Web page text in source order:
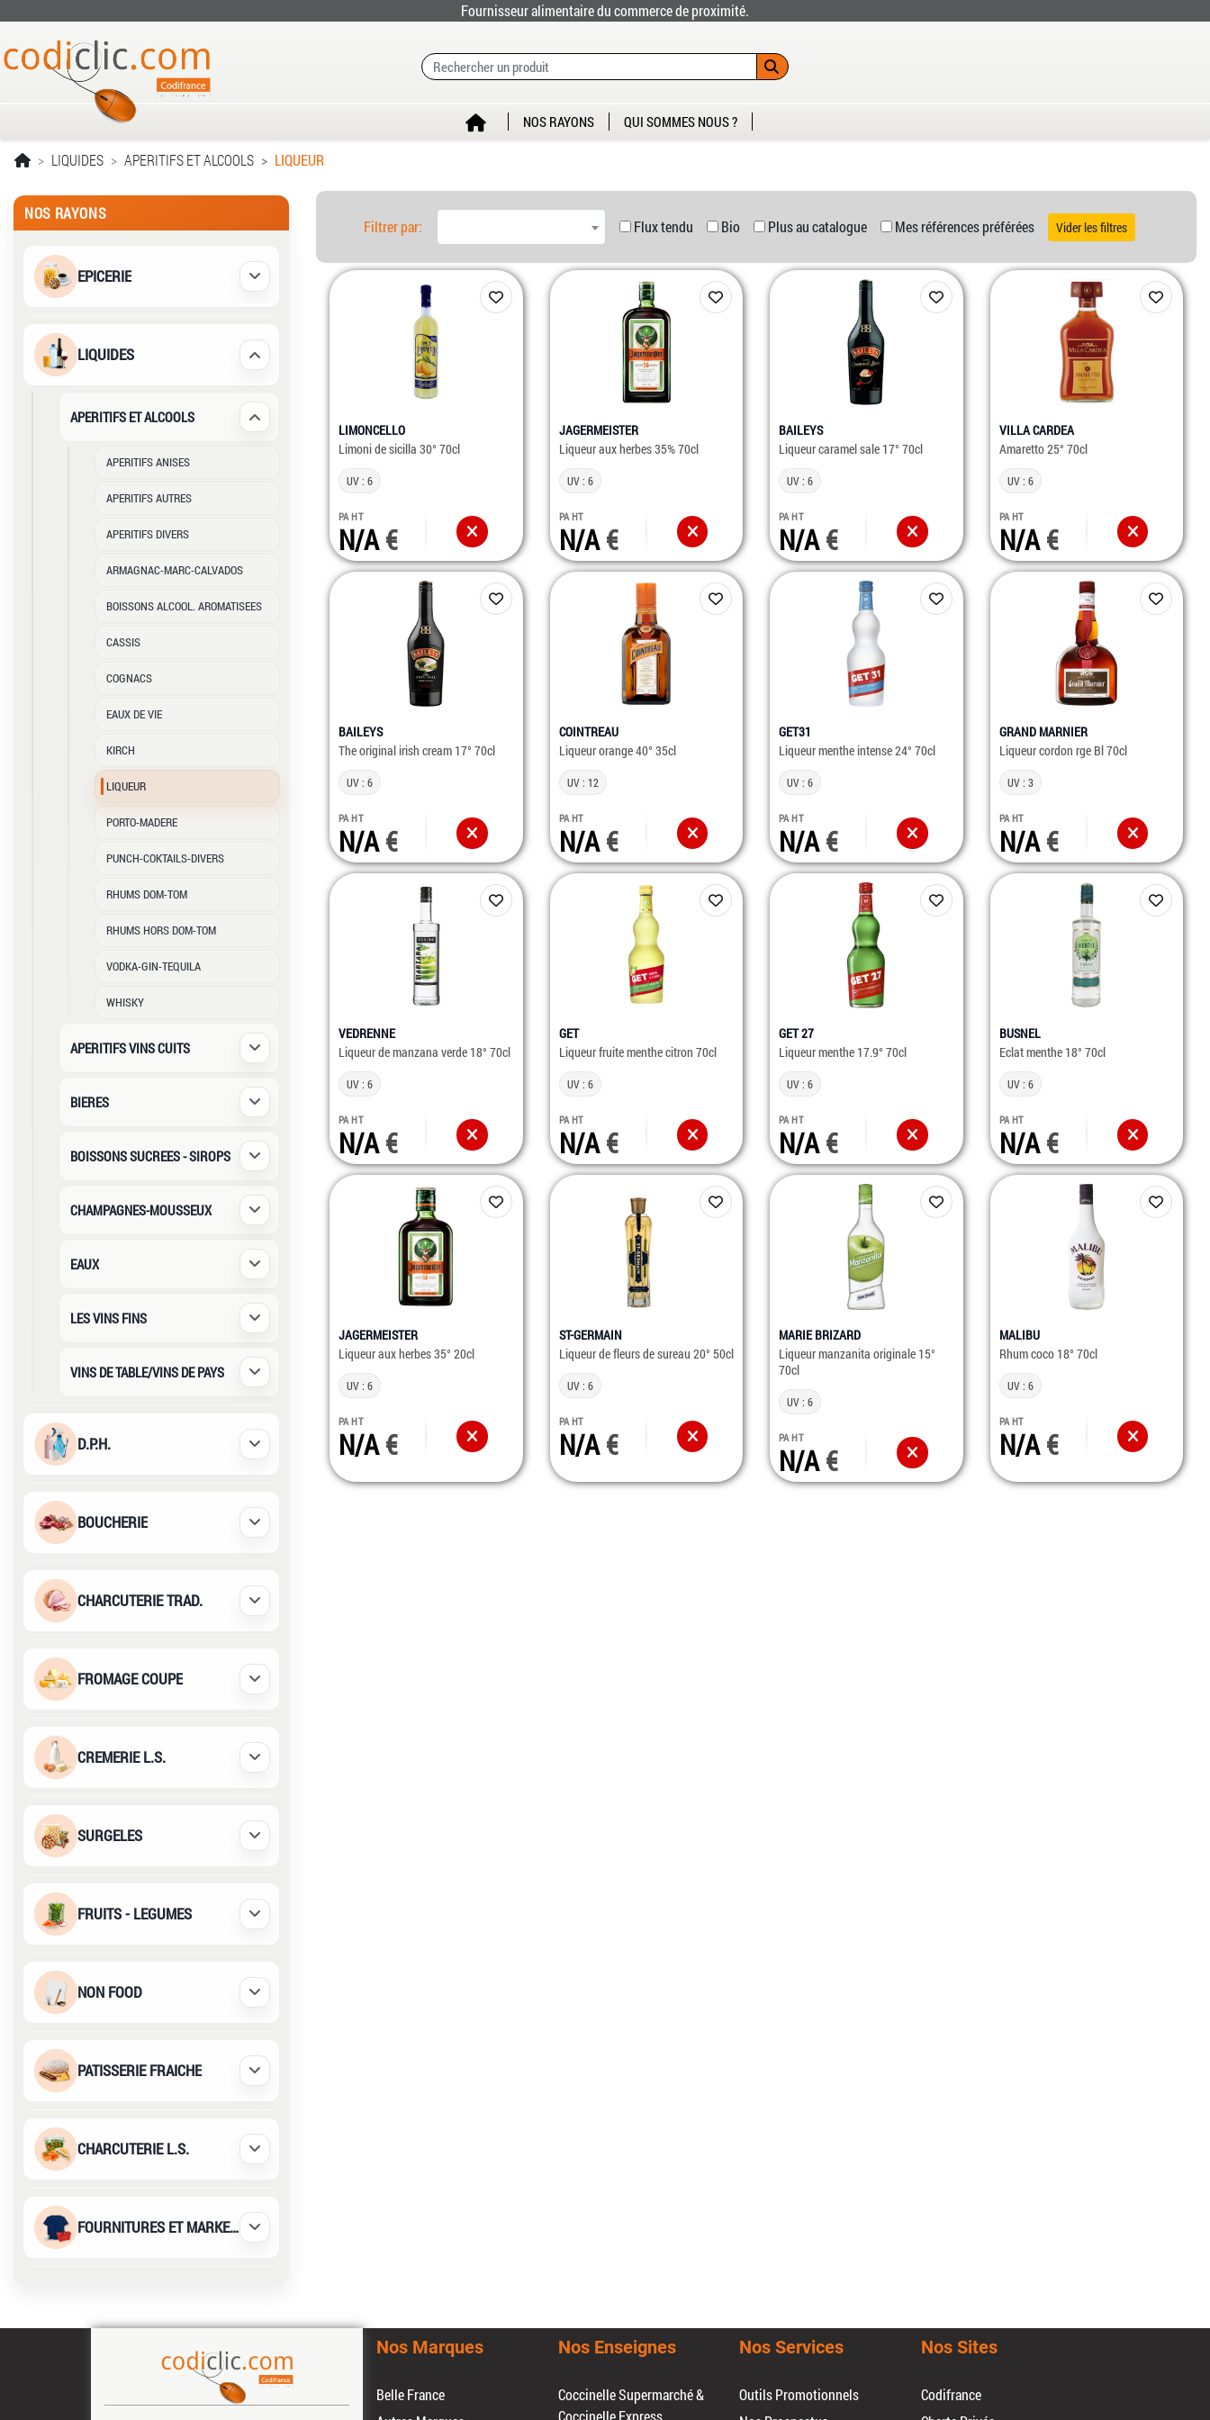
Fournisseur alimentaire du commerce de proximité.
NOS RAYONS QUI SOMMES NOUS ?
LIQUIDES APERITIFS ET ALCOOLS LIQUEUR
NOS RAYONS
EPICERIE Déplier / Replier
LIQUIDES Déplier / Replier
APERITIFS ET ALCOOLS Déplier / Replier
APERITIFS ANISES
APERITIFS AUTRES
APERITIFS DIVERS
ARMAGNAC-MARC-CALVADOS
BOISSONS ALCOOL. AROMATISEES
CASSIS
COGNACS
EAUX DE VIE
KIRCH
LIQUEUR
PORTO-MADERE
PUNCH-COKTAILS-DIVERS
RHUMS DOM-TOM
RHUMS HORS DOM-TOM
VODKA-GIN-TEQUILA
WHISKY
APERITIFS VINS CUITS Déplier / Replier
BIERES Déplier / Replier
BOISSONS SUCREES - SIROPS Déplier / Replier
CHAMPAGNES-MOUSSEUX Déplier / Replier
EAUX Déplier / Replier
LES VINS FINS Déplier / Replier
VINS DE TABLE/VINS DE PAYS Déplier / Replier
D.P.H. Déplier / Replier
BOUCHERIE Déplier / Replier
CHARCUTERIE TRAD. Déplier / Replier
FROMAGE COUPE Déplier / Replier
CREMERIE L.S. Déplier / Replier
SURGELES Déplier / Replier
FRUITS - LEGUMES Déplier / Replier
NON FOOD Déplier / Replier
PATISSERIE FRAICHE Déplier / Replier
CHARCUTERIE L.S. Déplier / Replier
FOURNITURES ET MARKETING Déplier / Replier
Filtrer par: Flux tendu Bio Plus au catalogue Mes références préférées Vider les filtres
LIMONCELLO
Limoni de sicilla 30° 70cl
UV : 6
PA HT
N/A
JAGERMEISTER
Liqueur aux herbes 35% 70cl
UV : 6
PA HT
N/A
BAILEYS
Liqueur caramel sale 17° 70cl
UV : 6
PA HT
N/A
VILLA CARDEA
Amaretto 25° 70cl
UV : 6
PA HT
N/A
BAILEYS
The original irish cream 17° 70cl
UV : 6
PA HT
N/A
COINTREAU
Liqueur orange 40° 35cl
UV : 12
PA HT
N/A
GET31
Liqueur menthe intense 24° 70cl
UV : 6
PA HT
N/A
GRAND MARNIER
Liqueur cordon rge Bl 70cl
UV : 3
PA HT
N/A
VEDRENNE
Liqueur de manzana verde 18° 70cl
UV : 6
PA HT
N/A
GET
Liqueur fruite menthe citron 70cl
UV : 6
PA HT
N/A
GET 27
Liqueur menthe 17.9° 70cl
UV : 6
PA HT
N/A
BUSNEL
Eclat menthe 18° 70cl
UV : 6
PA HT
N/A
JAGERMEISTER
Liqueur aux herbes 35° 20cl
UV : 6
PA HT
N/A
ST-GERMAIN
Liqueur de fleurs de sureau 20° 50cl
UV : 6
PA HT
N/A
MARIE BRIZARD
Liqueur manzanita originale 15°
70cl
UV : 6
PA HT
N/A
MALIBU
Rhum coco 18° 70cl
UV : 6
PA HT
N/A
Nos Marques
Belle France
Nos Enseignes
Coccinelle Supermarché &
Coccinelle Express
Nos Services
Outils Promotionnels
Nos Sites
Codifrance